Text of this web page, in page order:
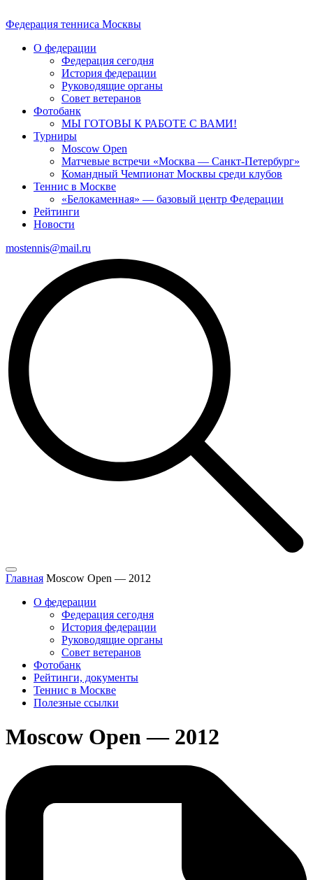
Федерация тенниса Москвы
О федерации
Федерация сегодня
История федерации
Руководящие органы
Совет ветеранов
Фотобанк
МЫ ГОТОВЫ К РАБОТЕ С ВАМИ!
Турниры
Moscow Open
Матчевые встречи «Москва — Санкт-Петербург»
Командный Чемпионат Москвы среди клубов
Теннис в Москве
«Белокаменная» — базовый центр Федерации
Рейтинги
Новости
mostennis@mail.ru
Главная Moscow Open — 2012
О федерации
Федерация сегодня
История федерации
Руководящие органы
Совет ветеранов
Фотобанк
Рейтинги, документы
Теннис в Москве
Полезные ссылки
Moscow Open — 2012